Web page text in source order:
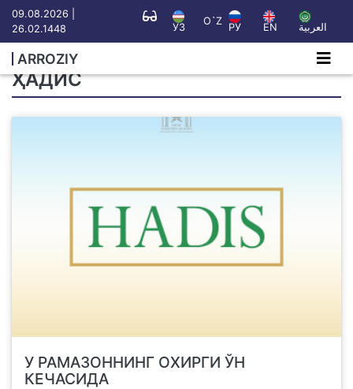
09.08.2026 |
26.02.1448
УЗ
O`Z
РУ EN العربية
ARROZIY
ҲАДИС
У РАМАЗОННИНГ ОХИРГИ ЎН
КЕЧАСИДА